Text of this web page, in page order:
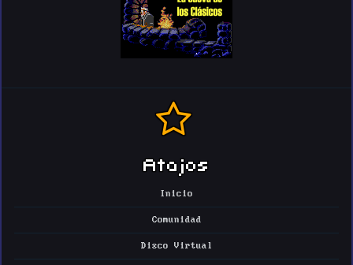
Atajos
Inicio
Comunidad
Disco Virtual